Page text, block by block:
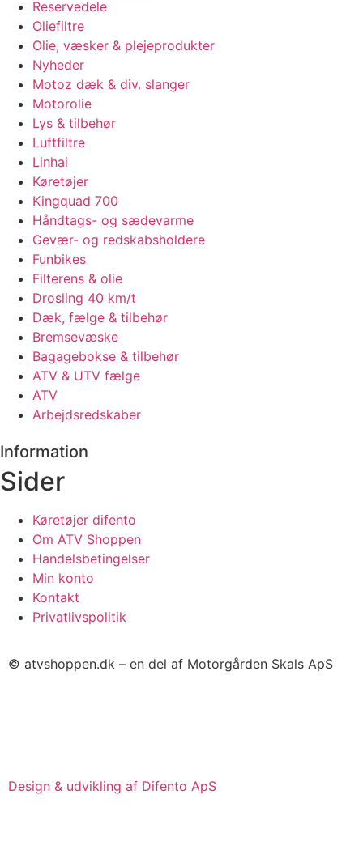
Reservedele
Oliefiltre
Olie, væsker & plejeprodukter
Nyheder
Motoz dæk & div. slanger
Motorolie
Lys & tilbehør
Luftfiltre
Linhai
Køretøjer
Kingquad 700
Håndtags- og sædevarme
Gevær- og redskabsholdere
Funbikes
Filterens & olie
Drosling 40 km/t
Dæk, fælge & tilbehør
Bremsevæske
Bagagebokse & tilbehør
ATV & UTV fælge
ATV
Arbejdsredskaber
Information
Sider
Køretøjer difento
Om ATV Shoppen
Handelsbetingelser
Min konto
Kontakt
Privatlivspolitik
© atvshoppen.dk – en del af Motorgården Skals ApS
Design & udvikling af Difento ApS